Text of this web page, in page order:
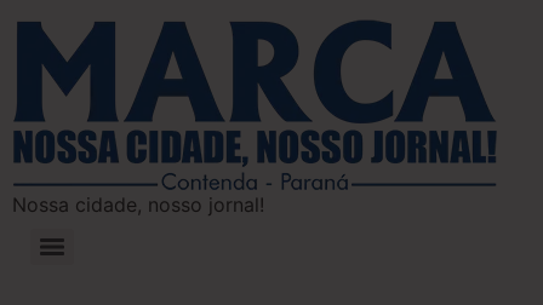
Nossa cidade, nosso jornal!